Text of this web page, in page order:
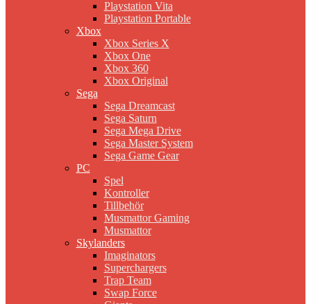
Playstation Vita
Playstation Portable
Xbox
Xbox Series X
Xbox One
Xbox 360
Xbox Original
Sega
Sega Dreamcast
Sega Saturn
Sega Mega Drive
Sega Master System
Sega Game Gear
PC
Spel
Kontroller
Tillbehör
Musmattor Gaming
Musmattor
Skylanders
Imaginators
Superchargers
Trap Team
Swap Force